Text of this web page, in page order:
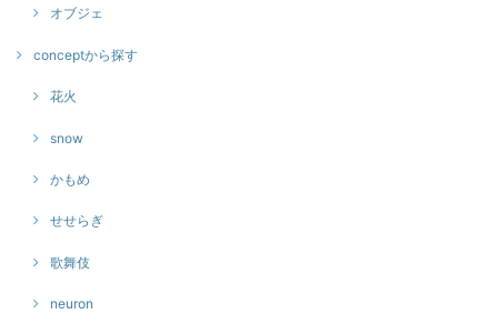
オブジェ
conceptから探す
花火
snow
かもめ
せせらぎ
歌舞伎
neuron